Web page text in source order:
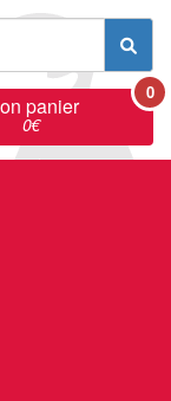
panier
0€
0